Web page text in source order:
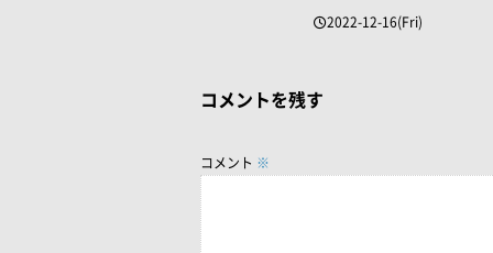
2022-12-16(Fri)
コメントを残す
コメント ※